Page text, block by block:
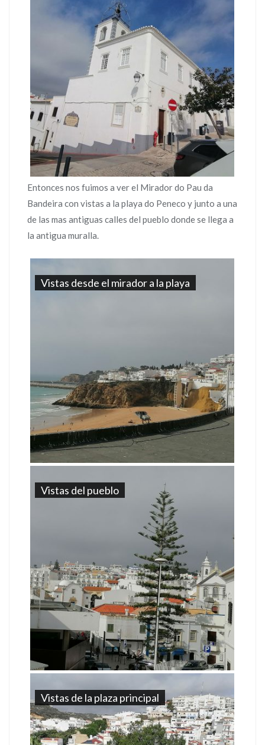
Entonces nos fuimos a ver el Mirador do Pau da
Bandeira con vistas a la playa do Peneco y junto a una
de las mas antiguas calles del pueblo donde se llega a
la antigua muralla.
Vistas desde el mirador a la playa
Vistas del pueblo
Vistas de la plaza principal